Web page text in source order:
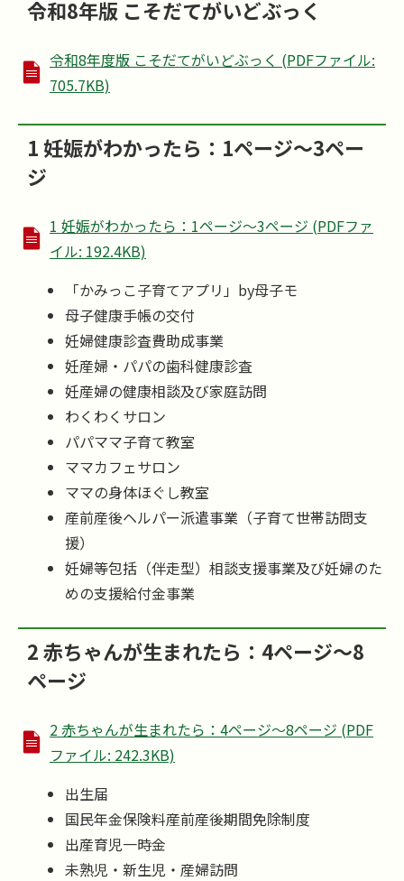
令和8年版 こそだてがいどぶっく
令和8年度版 こそだてがいどぶっく (PDFファイル:
705.7KB)
1 妊娠がわかったら：1ページ～3ペー
ジ
1 妊娠がわかったら：1ページ～3ページ (PDFファ
イル: 192.4KB)
「かみっこ子育てアプリ」 by母子モ
母子健康手帳の交付
妊婦健康診査費助成事業
妊産婦・パパの歯科健康診査
妊産婦の健康相談及び家庭訪問
わくわくサロン
パパママ子育て教室
ママカフェサロン
ママの身体ほぐし教室
産前産後ヘルパー派遣事業（子育て世帯訪問支
援）
妊婦等包括（伴走型）相談支援事業及び妊婦のた
めの支援給付金事業
2 赤ちゃんが生まれたら：4ページ～8
ページ
2 赤ちゃんが生まれたら：4ページ～8ページ (PDF
ファイル: 242.3KB)
出生届
国民年金保険料産前産後期間免除制度
出産育児一時金
未熟児・新生児・産婦訪問